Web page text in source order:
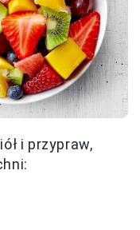
i przypraw,